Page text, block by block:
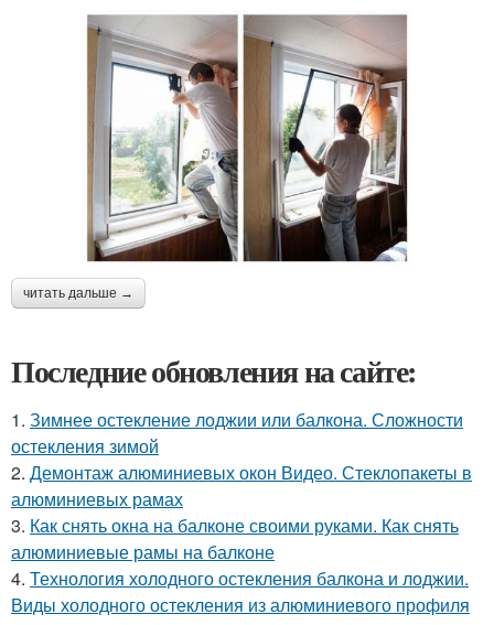
читать дальше →
Последние обновления на сайте:
1. Зимнее остекление лоджии или балкона. Сложности
остекления зимой
2. Демонтаж алюминиевых окон Видео. Стеклопакеты в
алюминиевых рамах
3. Как снять окна на балконе своими руками. Как снять
алюминиевые рамы на балконе
4. Технология холодного остекления балкона и лоджии.
Виды холодного остекления из алюминиевого профиля